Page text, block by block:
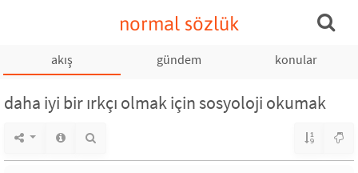
normal sözlük
akış gündem konular
daha iyi bir ırkçı olmak için sosyoloji okumak